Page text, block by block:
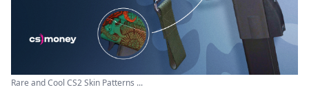
Rare and Cool CS2 Skin Patterns ...